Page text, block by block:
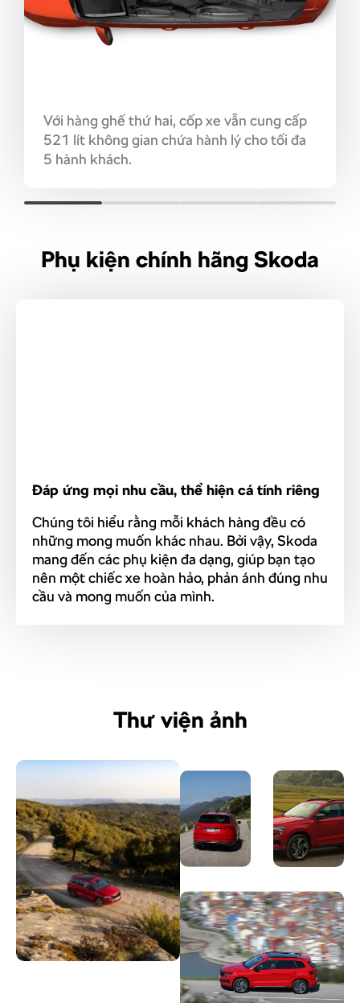
Với hàng ghế thứ hai, cốp xe vẫn cung cấp
521 lít không gian chứa hành lý cho tối đa
5 hành khách.
Phụ kiện chính hãng Skoda
Đáp ứng mọi nhu cầu, thể hiện cá tính riêng
Chúng tôi hiểu rằng mỗi khách hàng đều có
những mong muốn khác nhau. Bởi vậy, Skoda
mang đến các phụ kiện đa dạng, giúp bạn tạo
nên một chiếc xe hoàn hảo, phản ánh đúng nhu
cầu và mong muốn của mình.
Thư viện ảnh